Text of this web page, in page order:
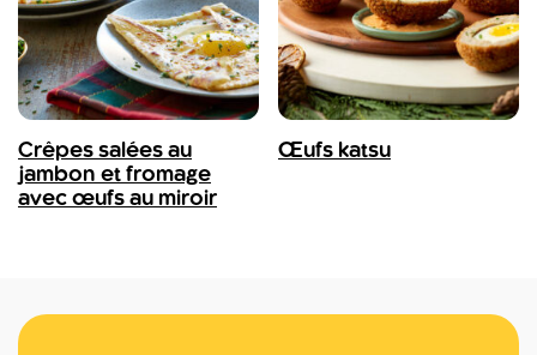
Crêpes salées au
jambon et fromage
avec œufs au miroir
Œufs katsu